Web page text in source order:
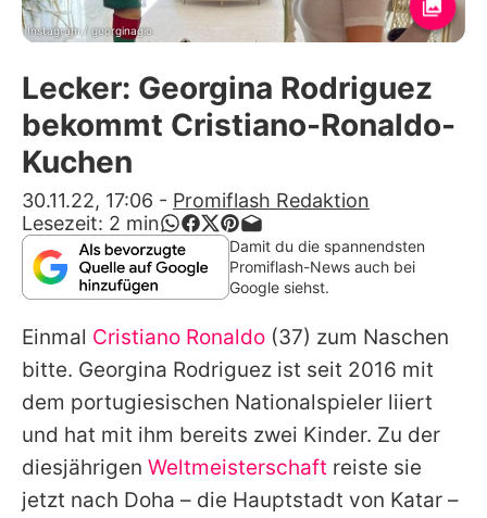
Promiflash Exklusiv
Alle Themen auf Promiflash
App runterladen
Team
Redaktionelle Richtlinien
Impressum
Datenschutzerklärung
Nutzungsbedingungen
Utiq verwalten
Instagram / georginagio
Lecker: Georgina Rodriguez
bekommt Cristiano-Ronaldo-
Kuchen
30.11.22, 17:06 - Promiflash Redaktion
Lesezeit: 2 min
Damit du die spannendsten
Promiflash-News auch bei
Google siehst.
Einmal Cristiano Ronaldo (37) zum Naschen
bitte. Georgina Rodriguez ist seit 2016 mit
dem portugiesischen Nationalspieler liiert
und hat mit ihm bereits zwei Kinder. Zu der
diesjährigen Weltmeisterschaft reiste sie
jetzt nach Doha – die Hauptstadt von Katar –